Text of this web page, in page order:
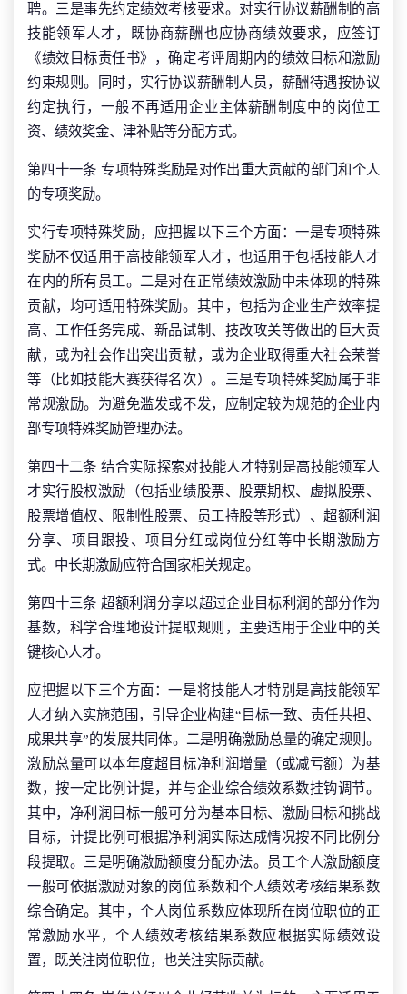
聘。三是事先约定绩效考核要求。对实行协议薪酬制的高
技能领军人才，既协商薪酬也应协商绩效要求，应签订
《绩效目标责任书》，确定考评周期内的绩效目标和激励
约束规则。同时，实行协议薪酬制人员，薪酬待遇按协议
约定执行，一般不再适用企业主体薪酬制度中的岗位工
资、绩效奖金、津补贴等分配方式。
第四十一条 专项特殊奖励是对作出重大贡献的部门和个人
的专项奖励。
实行专项特殊奖励，应把握以下三个方面：一是专项特殊
奖励不仅适用于高技能领军人才，也适用于包括技能人才
在内的所有员工。二是对在正常绩效激励中未体现的特殊
贡献，均可适用特殊奖励。其中，包括为企业生产效率提
高、工作任务完成、新品试制、技改攻关等做出的巨大贡
献，或为社会作出突出贡献，或为企业取得重大社会荣誉
等（比如技能大赛获得名次）。三是专项特殊奖励属于非
常规激励。为避免滥发或不发，应制定较为规范的企业内
部专项特殊奖励管理办法。
第四十二条 结合实际探索对技能人才特别是高技能领军人
才实行股权激励（包括业绩股票、股票期权、虚拟股票、
股票增值权、限制性股票、员工持股等形式）、超额利润
分享、项目跟投、项目分红或岗位分红等中长期激励方
式。中长期激励应符合国家相关规定。
第四十三条 超额利润分享以超过企业目标利润的部分作为
基数，科学合理地设计提取规则，主要适用于企业中的关
键核心人才。
应把握以下三个方面：一是将技能人才特别是高技能领军
人才纳入实施范围，引导企业构建“目标一致、责任共担、
成果共享”的发展共同体。二是明确激励总量的确定规则。
激励总量可以本年度超目标净利润增量（或减亏额）为基
数，按一定比例计提，并与企业综合绩效系数挂钩调节。
其中，净利润目标一般可分为基本目标、激励目标和挑战
目标，计提比例可根据净利润实际达成情况按不同比例分
段提取。三是明确激励额度分配办法。员工个人激励额度
一般可依据激励对象的岗位系数和个人绩效考核结果系数
综合确定。其中，个人岗位系数应体现所在岗位职位的正
常激励水平，个人绩效考核结果系数应根据实际绩效设
置，既关注岗位职位，也关注实际贡献。